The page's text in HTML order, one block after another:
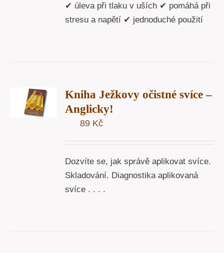
✔ úleva při tlaku v uších ✔ pomáhá při
stresu a napětí ✔ jednoduché použití
Kniha Ježkovy očistné svíce –
Anglicky!
89 Kč
Dozvíte se, jak správě aplikovat svíce.
Skladování. Diagnostika aplikovaná
svíce . . . .